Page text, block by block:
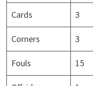
Cards 3
Corners 3
Fouls 15